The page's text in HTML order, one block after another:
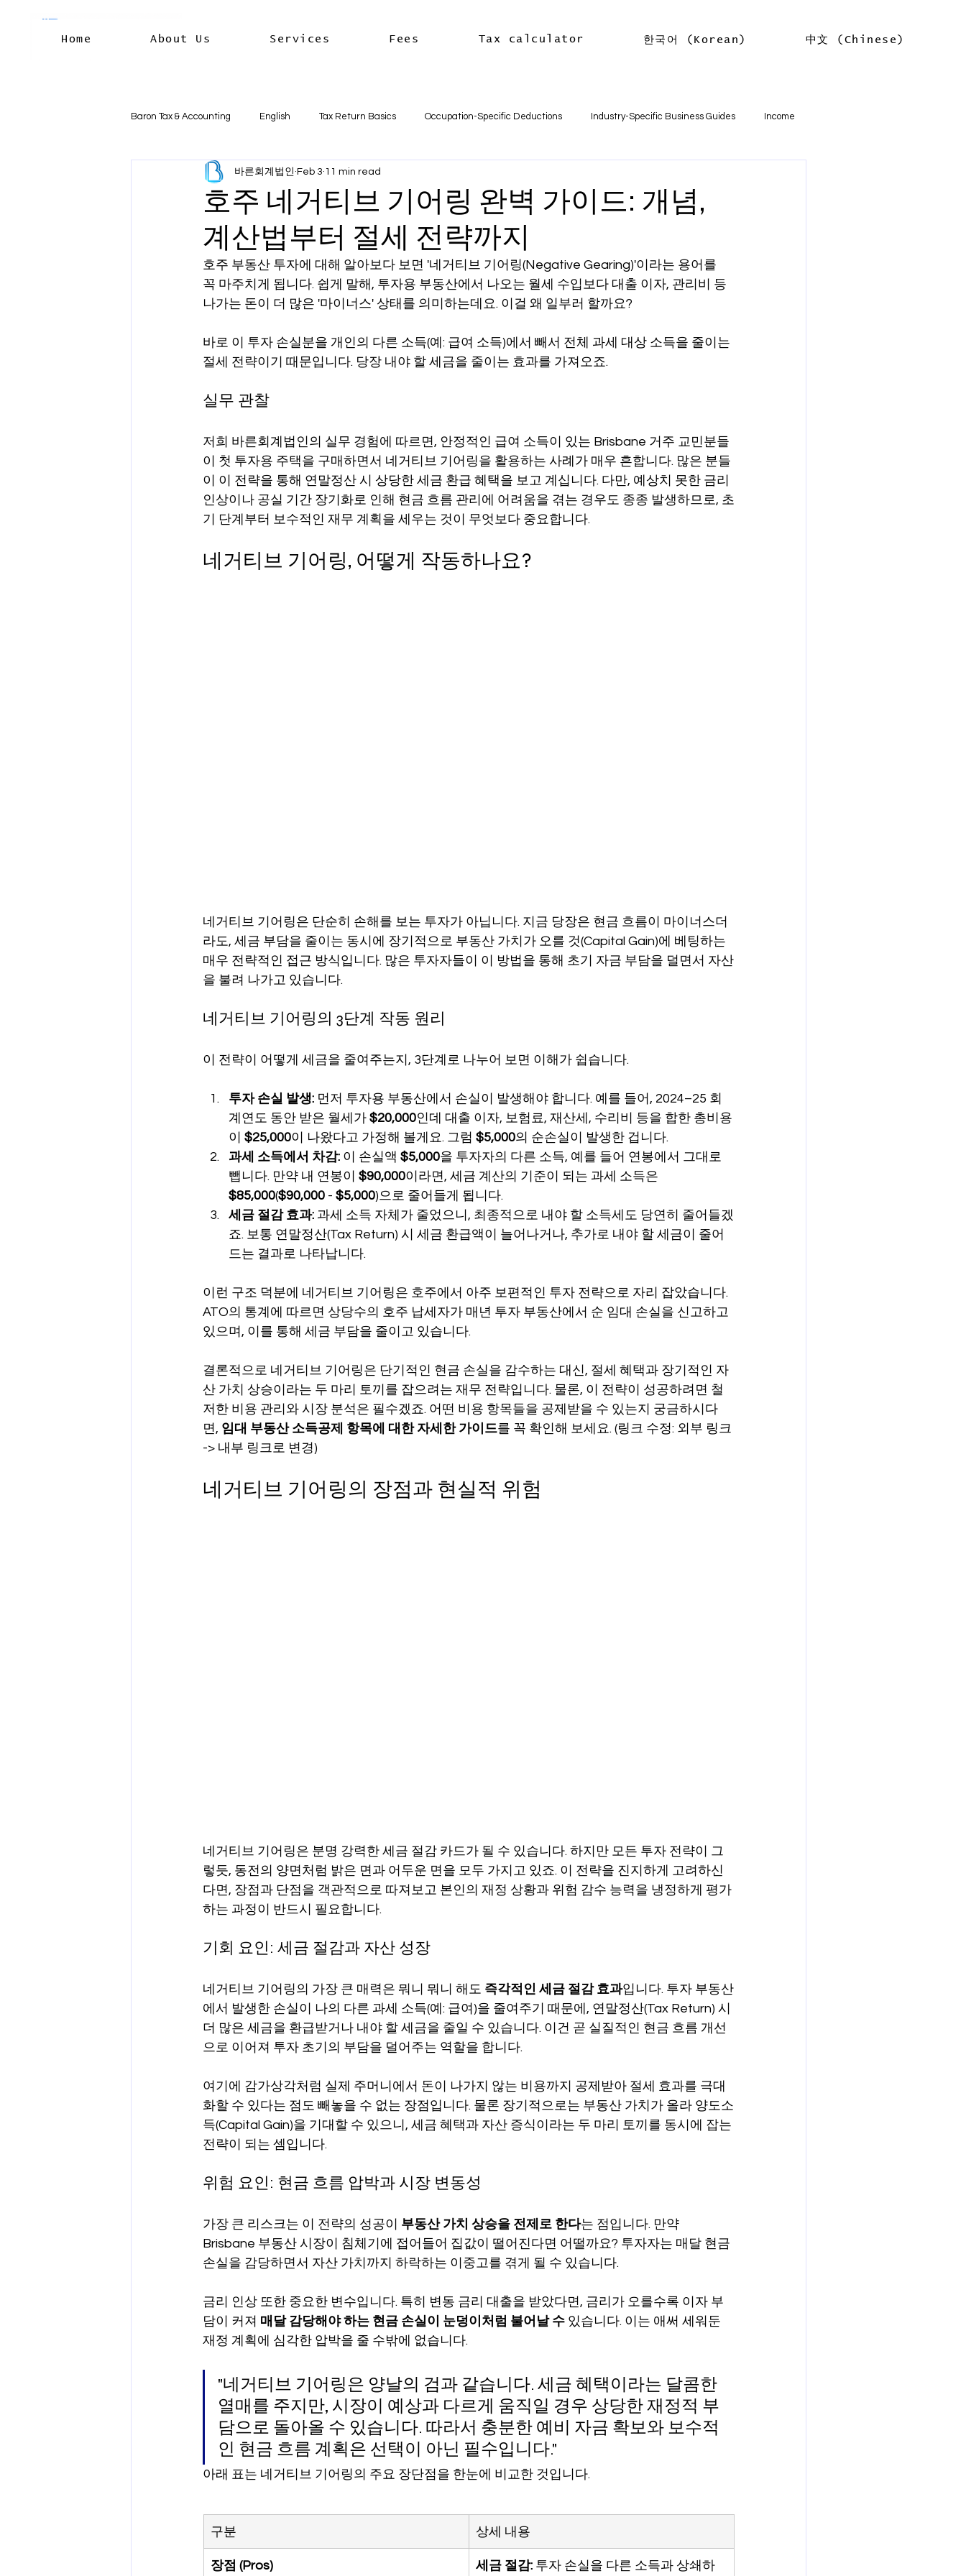
Home About Us Services Fees Tax calculator 한국어 (Korean) 中文 (Chinese)
Log In
Baron Tax & Accounting English Tax Return Basics Occupation-Specific Deductions Industry-Specific Business Guides Income
Rental income Capital Gains Deductions
Residency & International Tax Business Basics Business Structures & Setup
Business Deductions & Expenses Payroll & Employees Superannuation 한국어 세금신고 기본 소득
공제 차량 및 출장비 공제 거주자 및 국제세금 세액공제 메디케어 & 민간건강보험 연금
직업별 공제 가이드
호주 네거티브 기어링 완벽 가이드: 개념,
계산법부터 절세 전략까지
바른회계법인 Feb 3 11 min read
호주 부동산 투자에 대해 알아보다 보면 '네거티브 기어링(Negative Gearing)'이라는 용어를
꼭 마주치게 됩니다. 쉽게 말해, 투자용 부동산에서 나오는 월세 수입보다 대출 이자, 관리비 등
나가는 돈이 더 많은 '마이너스' 상태를 의미하는데요. 이걸 왜 일부러 할까요?
바로 이 투자 손실분을 개인의 다른 소득(예: 급여 소득)에서 빼서 전체 과세 대상 소득을 줄이는
절세 전략이기 때문입니다. 당장 내야 할 세금을 줄이는 효과를 가져오죠.
실무 관찰
저희 바른회계법인의 실무 경험에 따르면, 안정적인 급여 소득이 있는 Brisbane 거주 교민분들
이 첫 투자용 주택을 구매하면서 네거티브 기어링을 활용하는 사례가 매우 흔합니다. 많은 분들
이 이 전략을 통해 연말정산 시 상당한 세금 환급 혜택을 보고 계십니다. 다만, 예상치 못한 금리
인상이나 공실 기간 장기화로 인해 현금 흐름 관리에 어려움을 겪는 경우도 종종 발생하므로, 초
기 단계부터 보수적인 재무 계획을 세우는 것이 무엇보다 중요합니다.
네거티브 기어링, 어떻게 작동하나요?
네거티브 기어링은 단순히 손해를 보는 투자가 아닙니다. 지금 당장은 현금 흐름이 마이너스더
라도, 세금 부담을 줄이는 동시에 장기적으로 부동산 가치가 오를 것(Capital Gain)에 베팅하는
매우 전략적인 접근 방식입니다. 많은 투자자들이 이 방법을 통해 초기 자금 부담을 덜면서 자산
을 불려 나가고 있습니다.
네거티브 기어링의 3단계 작동 원리
이 전략이 어떻게 세금을 줄여주는지, 3단계로 나누어 보면 이해가 쉽습니다.
투자 손실 발생: 먼저 투자용 부동산에서 손실이 발생해야 합니다. 예를 들어, 2024–25 회
계연도 동안 받은 월세가 $20,000인데 대출 이자, 보험료, 재산세, 수리비 등을 합한 총비용
이 $25,000이 나왔다고 가정해 볼게요. 그럼 $5,000의 순손실이 발생한 겁니다.
과세 소득에서 차감: 이 손실액 $5,000을 투자자의 다른 소득, 예를 들어 연봉에서 그대로
뺍니다. 만약 내 연봉이 $90,000이라면, 세금 계산의 기준이 되는 과세 소득은
$85,000($90,000 - $5,000)으로 줄어들게 됩니다.
세금 절감 효과: 과세 소득 자체가 줄었으니, 최종적으로 내야 할 소득세도 당연히 줄어들겠
죠. 보통 연말정산(Tax Return) 시 세금 환급액이 늘어나거나, 추가로 내야 할 세금이 줄어
드는 결과로 나타납니다.
이런 구조 덕분에 네거티브 기어링은 호주에서 아주 보편적인 투자 전략으로 자리 잡았습니다.
ATO의 통계에 따르면 상당수의 호주 납세자가 매년 투자 부동산에서 순 임대 손실을 신고하고
있으며, 이를 통해 세금 부담을 줄이고 있습니다.
결론적으로 네거티브 기어링은 단기적인 현금 손실을 감수하는 대신, 절세 혜택과 장기적인 자
산 가치 상승이라는 두 마리 토끼를 잡으려는 재무 전략입니다. 물론, 이 전략이 성공하려면 철
저한 비용 관리와 시장 분석은 필수겠죠. 어떤 비용 항목들을 공제받을 수 있는지 궁금하시다
면, 임대 부동산 소득공제 항목에 대한 자세한 가이드를 꼭 확인해 보세요. (링크 수정: 외부 링크
-> 내부 링크로 변경)
네거티브 기어링의 장점과 현실적 위험
네거티브 기어링은 분명 강력한 세금 절감 카드가 될 수 있습니다. 하지만 모든 투자 전략이 그
렇듯, 동전의 양면처럼 밝은 면과 어두운 면을 모두 가지고 있죠. 이 전략을 진지하게 고려하신
다면, 장점과 단점을 객관적으로 따져보고 본인의 재정 상황과 위험 감수 능력을 냉정하게 평가
하는 과정이 반드시 필요합니다.
기회 요인: 세금 절감과 자산 성장
네거티브 기어링의 가장 큰 매력은 뭐니 뭐니 해도 즉각적인 세금 절감 효과입니다. 투자 부동산
에서 발생한 손실이 나의 다른 과세 소득(예: 급여)을 줄여주기 때문에, 연말정산(Tax Return) 시
더 많은 세금을 환급받거나 내야 할 세금을 줄일 수 있습니다. 이건 곧 실질적인 현금 흐름 개선
으로 이어져 투자 초기의 부담을 덜어주는 역할을 합니다.
여기에 감가상각처럼 실제 주머니에서 돈이 나가지 않는 비용까지 공제받아 절세 효과를 극대
화할 수 있다는 점도 빼놓을 수 없는 장점입니다. 물론 장기적으로는 부동산 가치가 올라 양도소
득(Capital Gain)을 기대할 수 있으니, 세금 혜택과 자산 증식이라는 두 마리 토끼를 동시에 잡는
전략이 되는 셈입니다.
위험 요인: 현금 흐름 압박과 시장 변동성
가장 큰 리스크는 이 전략의 성공이 부동산 가치 상승을 전제로 한다는 점입니다. 만약
Brisbane 부동산 시장이 침체기에 접어들어 집값이 떨어진다면 어떨까요? 투자자는 매달 현금
손실을 감당하면서 자산 가치까지 하락하는 이중고를 겪게 될 수 있습니다.
금리 인상 또한 중요한 변수입니다. 특히 변동 금리 대출을 받았다면, 금리가 오를수록 이자 부
담이 커져 매달 감당해야 하는 현금 손실이 눈덩이처럼 불어날 수 있습니다. 이는 애써 세워둔
재정 계획에 심각한 압박을 줄 수밖에 없습니다.
"네거티브 기어링은 양날의 검과 같습니다. 세금 혜택이라는 달콤한
열매를 주지만, 시장이 예상과 다르게 움직일 경우 상당한 재정적 부
담으로 돌아올 수 있습니다. 따라서 충분한 예비 자금 확보와 보수적
인 현금 흐름 계획은 선택이 아닌 필수입니다."
아래 표는 네거티브 기어링의 주요 장단점을 한눈에 비교한 것입니다.
구분 상세 내용
장점 (Pros) 세금 절감: 투자 손실을 다른 소득과 상쇄하